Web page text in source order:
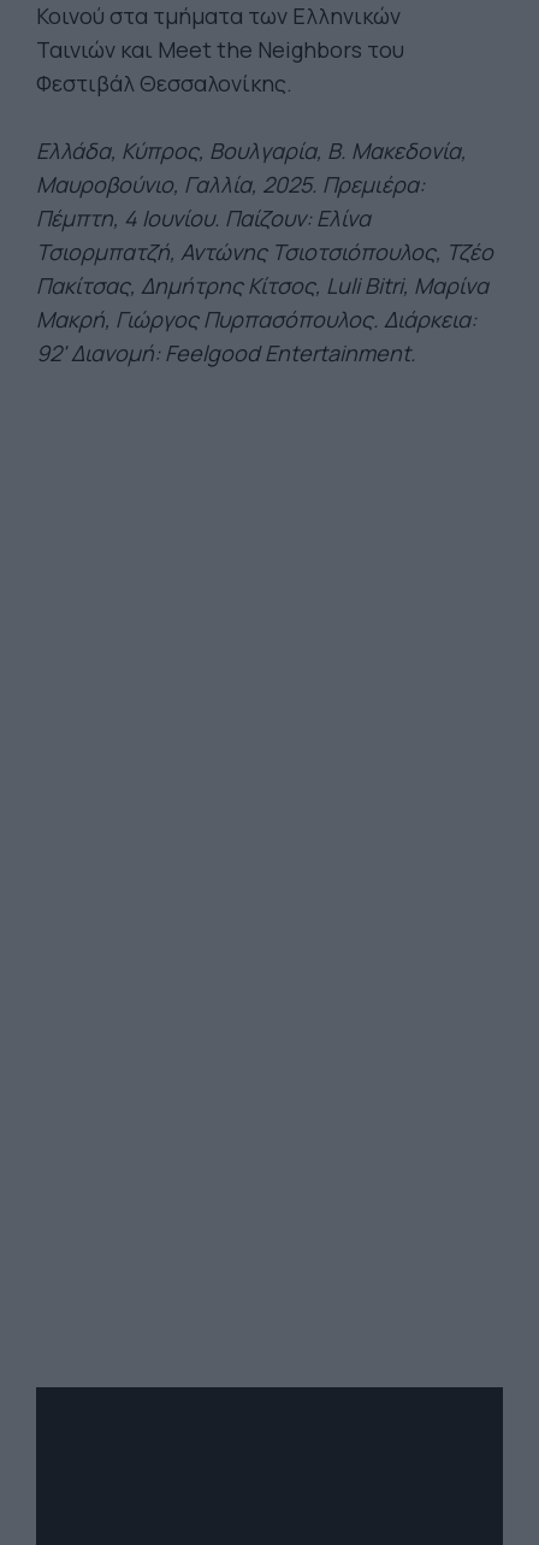
Κοινού στα τμήματα των Ελληνικών
Ταινιών και Meet the Neighbors του
Φεστιβάλ Θεσσαλονίκης.
Ελλάδα, Κύπρος, Βουλγαρία, Β. Μακεδονία,
Μαυροβούνιο, Γαλλία, 2025. Πρεμιέρα:
Πέμπτη, 4 Ιουνίου. Παίζουν: Ελίνα
Τσιορμπατζή, Αντώνης Τσιοτσιόπουλος, Τζέο
Πακίτσας, Δημήτρης Κίτσος, Luli Bitri, Μαρίνα
Μακρή, Γιώργος Πυρπασόπουλος. Διάρκεια:
92' Διανομή: Feelgood Entertainment.